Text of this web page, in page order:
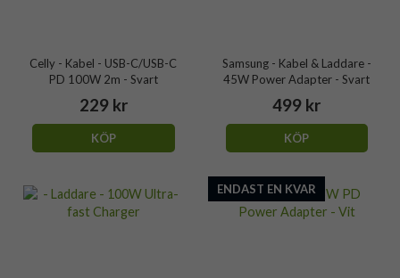
Celly - Kabel - USB-C/USB-C
PD 100W 2m - Svart
229 kr
KÖP
Samsung - Kabel & Laddare -
45W Power Adapter - Svart
499 kr
KÖP
ENDAST EN KVAR